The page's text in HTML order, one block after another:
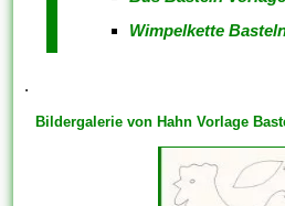
Wimpelkette
.
Bildergalerie von Hahn Vorlage